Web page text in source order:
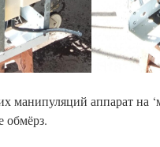
манипуляций аппарат на
обмёрз.